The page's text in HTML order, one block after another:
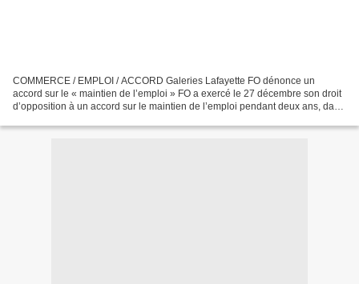
COMMERCE / EMPLOI / ACCORD Galeries Lafayette FO dénonce un
accord sur le « maintien de l’emploi » FO a exercé le 27 décembre son droit
d’opposition à un accord sur le maintien de l’emploi pendant deux ans, dans